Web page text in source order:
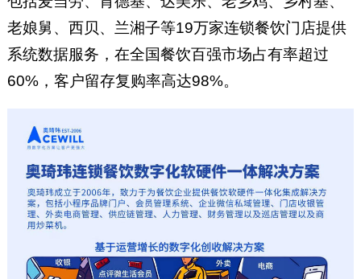
老娘舅、西贝、兰湘子等19万家连锁餐饮门店提供
系统数据服务，在全国餐饮百强市场占有率超过
60%，客户留存复购率高达98%。